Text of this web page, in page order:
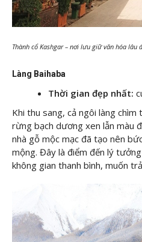
Thành cổ Kashgar – nơi lưu giữ văn hóa lâu
Làng Baihaba
Thời gian đẹp nhất:
Khi thu sang, cả ngôi làng
rừng bạch dương xen lẫn màu
nhà gỗ mộc mạc đã tạo nên
mộng. Đây là điểm đến lý
không gian thanh bình, muốn